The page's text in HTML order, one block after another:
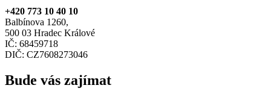
+420 773 10 40 10
Balbínova 1260,
500 03 Hradec Králové
IČ: 68459718
DIČ: CZ7608273046
Bude vás zajímat